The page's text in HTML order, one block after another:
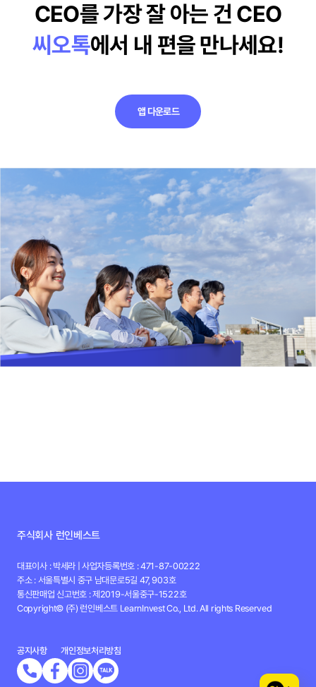
CEO를 가장 잘 아는 건 CEO
씨오톡에서 내 편을 만나세요!
앱 다운로드
주식회사 런인베스트
대표이사 : 박세라 | 사업자등록번호 : 471-87-00222
주소 : 서울특별시 중구 남대문로5길 47, 903호
통신판매업 신고번호 : 제2019-서울중구-1522호
Copyright© (주) 런인베스트 LearnInvest Co., Ltd. All rights Reserved
공지사항 개인정보처리방침